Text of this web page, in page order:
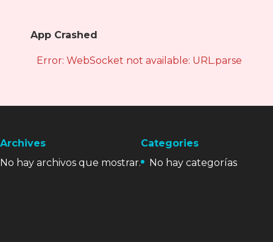
App Crashed
Error: WebSocket not available: URL.parse is
Archives
No hay archivos que mostrar.
Categories
No hay categorías